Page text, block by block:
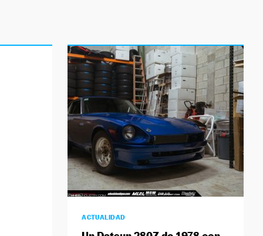
ACTUALIDAD